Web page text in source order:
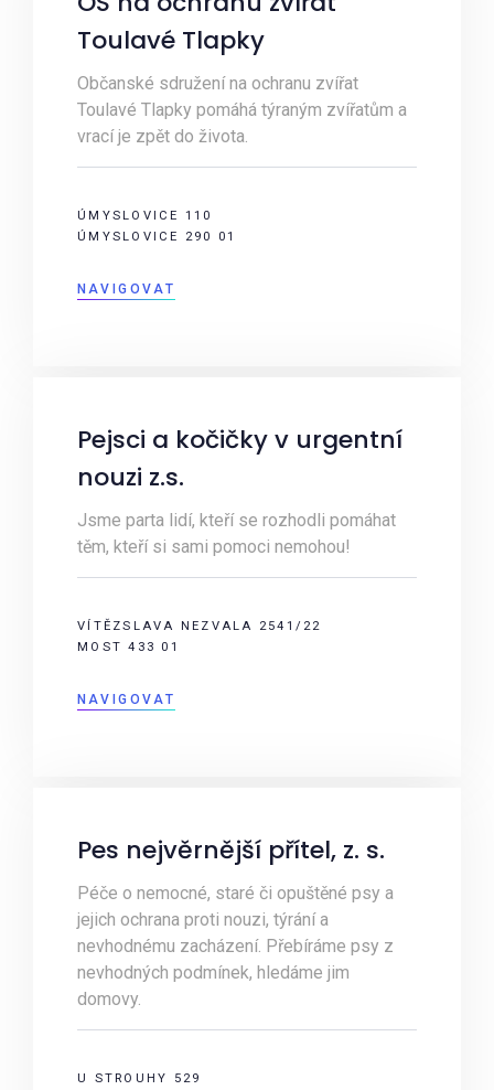
Toulavé Tlapky
Občanské sdružení na ochranu zvířat
Toulavé Tlapky pomáhá týraným zvířatům a
vrací je zpět do života.
ÚMYSLOVICE 110
ÚMYSLOVICE 290 01
NAVIGOVAT
Pejsci a kočičky v urgentní
nouzi z.s.
Jsme parta lidí, kteří se rozhodli pomáhat
těm, kteří si sami pomoci nemohou!
VÍTĚZSLAVA NEZVALA 2541/22
MOST 433 01
NAVIGOVAT
Pes nejvěrnější přítel, z. s.
Péče o nemocné, staré či opuštěné psy a
jejich ochrana proti nouzi, týrání a
nevhodnému zacházení. Přebíráme psy z
nevhodných podmínek, hledáme jim
domovy.
U STROUHY 529